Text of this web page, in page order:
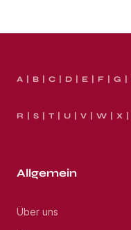
A B C D E F G
R S T U V W X
Allgemein
Über uns